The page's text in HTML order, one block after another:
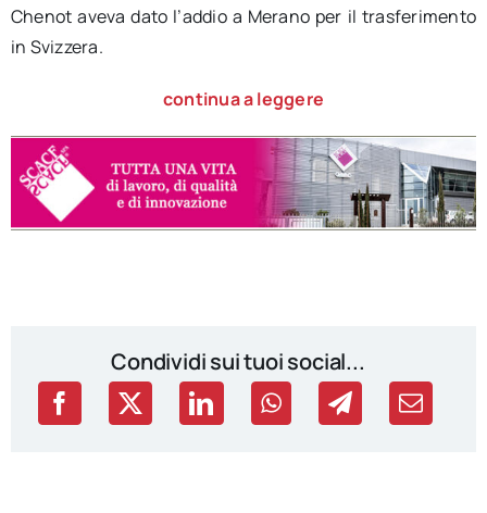
Chenot aveva dato l’addio a Merano per il trasferimento
in Svizzera.
continua a leggere
Condividi sui tuoi social...